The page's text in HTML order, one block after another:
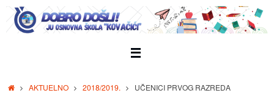
Skip
content
HomeAKTUELNO 2018/2019.
UČENICI PRVOG RAZREDA